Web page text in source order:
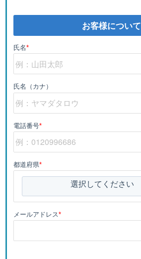
お客様について
氏名*
氏名（カナ）
電話番号*
都道府県*
選択してください
メールアドレス*